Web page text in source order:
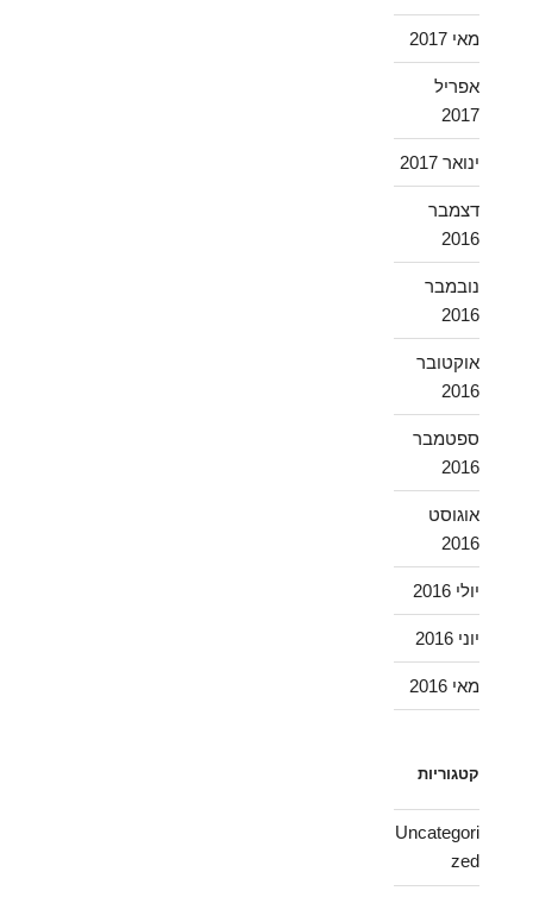
מאי 2017
אפריל
2017
ינואר 2017
דצמבר
2016
נובמבר
2016
אוקטובר
2016
ספטמבר
2016
אוגוסט
2016
יולי 2016
יוני 2016
מאי 2016
קטגוריות
Uncategori
zed